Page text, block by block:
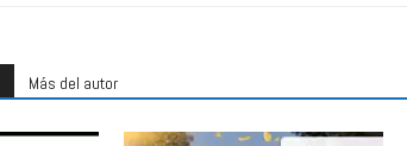
Más del autor